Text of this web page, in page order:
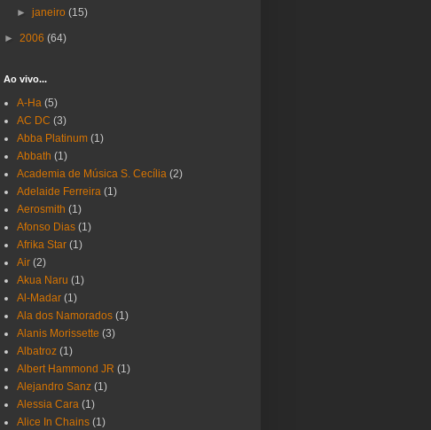
►janeiro(15)
► 2006 (64)
Ao vivo...
A-Ha (5)
AC DC (3)
Abba Platinum (1)
Abbath (1)
Academia de Música S. Cecília (2)
Adelaide Ferreira (1)
Aerosmith (1)
Afonso Dias (1)
Afrika Star (1)
Air (2)
Akua Naru (1)
Al-Madar (1)
Ala dos Namorados (1)
Alanis Morissette (3)
Albatroz (1)
Albert Hammond JR (1)
Alejandro Sanz (1)
Alessia Cara (1)
Alice In Chains (1)